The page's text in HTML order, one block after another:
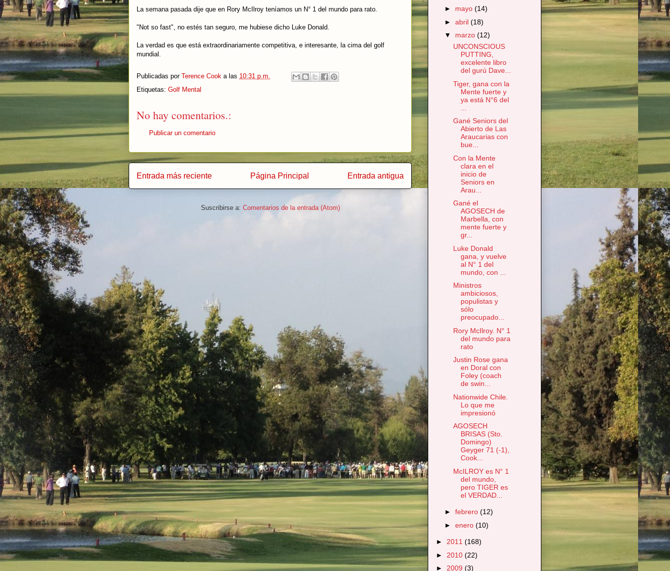
La semana pasada dije que en Rory McIlroy teníamos un N° 1 del mundo para rato.
"Not so fast", no estés tan seguro, me hubiese dicho Luke Donald.
La verdad es que está extraordinariamente competitiva, e interesante, la cima del golf
mundial.
Publicadas por Terence Cook a las 10:31 p.m.
Etiquetas: Golf Mental
No hay comentarios.:
Publicar un comentario
Entrada más reciente Entrada antigua
Página Principal
Suscribirse a: Comentarios de la entrada (Atom)
► mayo (14)
► abril (18)
▼ marzo (12)
UNCONSCIOUS
PUTTING,
excelente libro
del gurú Dave...
Tiger, gana con la
Mente fuerte y
ya está N°6 del
Gané Seniors del
Abierto de Las
Araucarias con
bue...
Con la Mente
clara en el
inicio de
Seniors en
Arau...
Gané el
AGOSECH de
Marbella, con
mente fuerte y
gr...
Luke Donald
gana, y vuelve
al N° 1 del
mundo, con ...
Ministros
ambiciosos,
populistas y
sólo
preocupado...
Rory McIlroy. N° 1
del mundo para
rato
Justin Rose gana
en Doral con
Foley (coach
de swin...
Nationwide Chile.
Lo que me
impresionó
AGOSECH
BRISAS (Sto.
Domingo)
Geyger 71 (-1),
Cook...
McILROY es N° 1
del mundo,
pero TIGER es
el VERDAD...
► febrero (12)
► enero (10)
► 2011 (168)
► 2010 (22)
► 2009 (3)